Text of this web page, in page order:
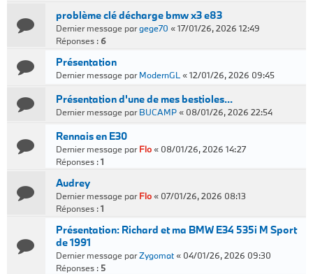
problème clé décharge bmw x3 e83
Dernier message pargege70 «17/01/26, 2026 12:49
Réponses : 6
Présentation
Dernier message parModernGL «12/01/26, 2026 09:45
Présentation d'une de mes bestioles...
Dernier message parBUCAMP« 08/01/26, 2026 22:54
Rennais en E30
Dernier message parFlo« 08/01/26, 2026 14:27
Réponses :1
Audrey
Dernier message parFlo« 07/01/26, 2026 08:13
Réponses :1
Présentation: Richard et ma BMW E34 535i M Sport
de 1991
Dernier message parZygomat« 04/01/26, 2026 09:30
Réponses : 5